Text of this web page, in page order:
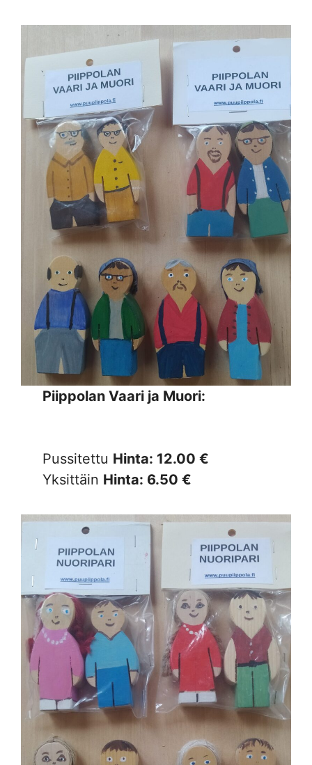
Piippolan Vaari ja Muori:
Pussitettu Hinta: 12.00 €
Yksittäin Hinta: 6.50 €